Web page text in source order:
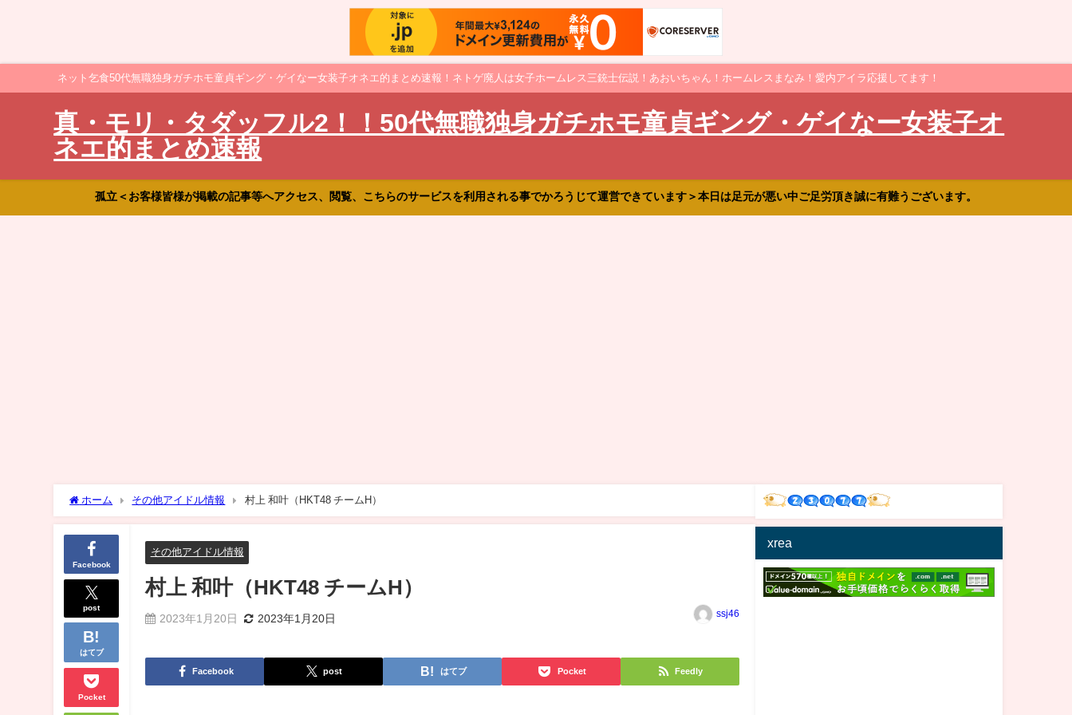
ネット乞食50代無職独身ガチホモ童貞ギング・ゲイなー女装子オネエ的まとめ速報！ネトゲ廃人は女子ホームレス三銃士伝説！あおいちゃん！ホームレスまなみ！愛内アイラ応援してます！
真・モリ・タダッフル2！！50代無職独身ガチホモ童貞ギング・ゲイなー女装子オ
ネエ的まとめ速報
孤立＜お客様皆様が掲載の記事等へアクセス、閲覧、こちらのサービスを利用される事でかろうじて運営できています＞本日は足元が悪い中ご足労頂き誠に有難うございます。
ホーム その他アイドル情報 村上 和叶（HKT48 チームH）
Facebook
post
はてブ
Pocket
その他アイドル情報
村上 和叶（HKT48 チームH）
2023年1月20日 2023年1月20日 ssj46
Facebook post はてブ Pocket Feedly
xrea